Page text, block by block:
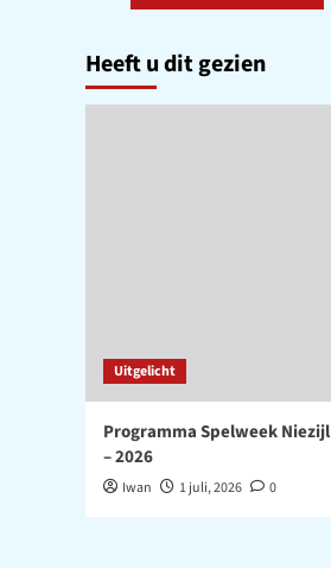
Heeft u dit gezien
Uitgelicht
Programma Spelweek Niezijl
– 2026
Iwan 1 juli, 2026 0